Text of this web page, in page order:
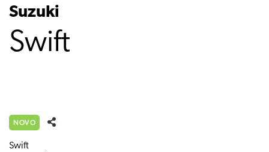
Suzuki
Swift
NOVO
Swift